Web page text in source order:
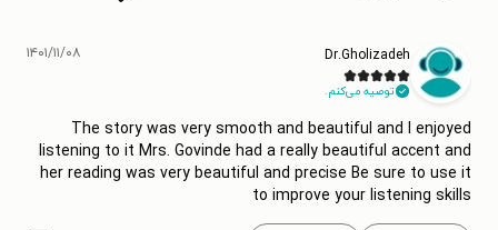
Dr.Gholizadeh
توصیه می‌کنم.
۱۴۰۱/۱۱/۰۸
The story was very smooth and beautiful and I enjoyed
listening to it Mrs. Govinde had a really beautiful accent and
her reading was very beautiful and precise Be sure to use it
to improve your listening skills